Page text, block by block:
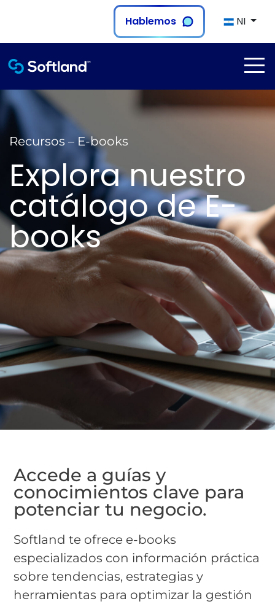
Hablemos NI
Recursos – E-books
Explora nuestro
catálogo de E-
books
Accede a guías y
conocimientos clave para
potenciar tu negocio.
Softland te ofrece e-books
especializados con información práctica
sobre tendencias, estrategias y
herramientas para optimizar la gestión